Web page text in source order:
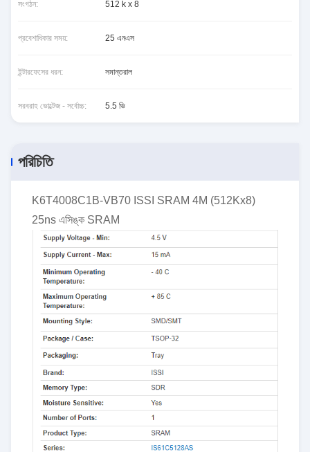
সংগঠন: 512 k x 8
প্রবেশাধিকার সময়: 25 এনএস
ইন্টারফেসের ধরন: সমান্তরাল
সরবরাহ ভোল্টেজ - সর্বোচ্চ: 5.5 ভি
পরিচিতি
K6T4008C1B-VB70 ISSI SRAM 4M (512Kx8)
25ns এসিঙ্ক SRAM